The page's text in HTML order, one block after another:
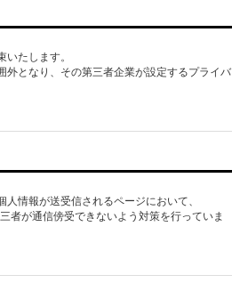
たします。
となり、その第三者企業が設定するプライバ
情報が送受信されるページにおいて、
者が通信傍受できないよう対策を行っていま